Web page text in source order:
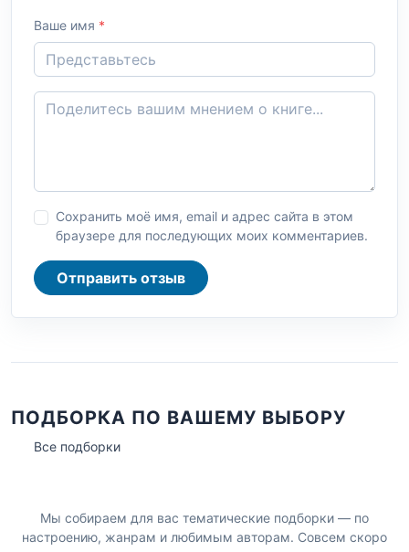
Ваше имя *
Сохранить моё имя, email и адрес сайта в этом
браузере для последующих моих комментариев.
Отправить отзыв
ПОДБОРКА ПО ВАШЕМУ ВЫБОРУ
Все подборки
Мы собираем для вас тематические подборки — по
настроению, жанрам и любимым авторам. Совсем скоро